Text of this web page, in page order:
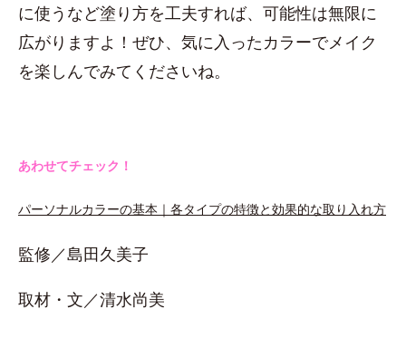
に使うなど塗り方を工夫すれば、可能性は無限に
広がりますよ！ぜひ、気に入ったカラーでメイク
を楽しんでみてくださいね。
あわせてチェック！
パーソナルカラーの基本｜各タイプの特徴と効果的な取り入れ方
監修／島田久美子
取材・文／清水尚美